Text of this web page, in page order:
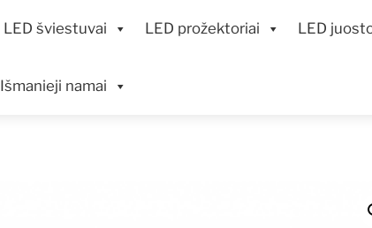
LED šviestuvai LED prožektoriai LED
Išmanieji namai